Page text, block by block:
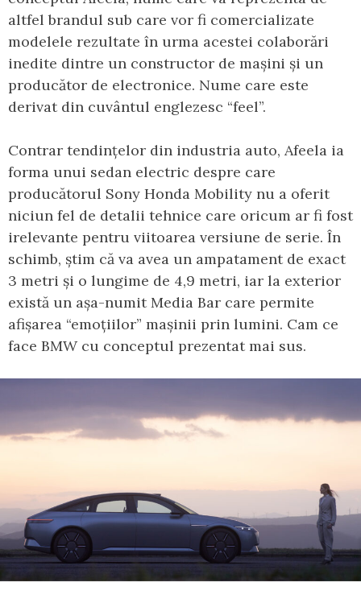
altfel brandul sub care vor fi comercializate
modelele rezultate în urma acestei colaborări
inedite dintre un constructor de mașini și un
producător de electronice. Nume care este
derivat din cuvântul englezesc “feel”.
Contrar tendințelor din industria auto, Afeela ia
forma unui sedan electric despre care
producătorul Sony Honda Mobility nu a oferit
niciun fel de detalii tehnice care oricum ar fi fost
irelevante pentru viitoarea versiune de serie. În
schimb, știm că va avea un ampatament de exact
3 metri și o lungime de 4,9 metri, iar la exterior
există un așa-numit Media Bar care permite
afișarea “emoțiilor” mașinii prin lumini. Cam ce
face BMW cu conceptul prezentat mai sus.